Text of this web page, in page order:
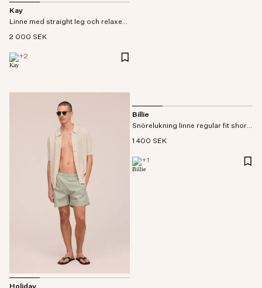
Kay
Linne med straight leg och relaxed fit byxor
2 000 SEK
+2
Billie
Snörelukning linne regular fit shorts
1 400 SEK
+1